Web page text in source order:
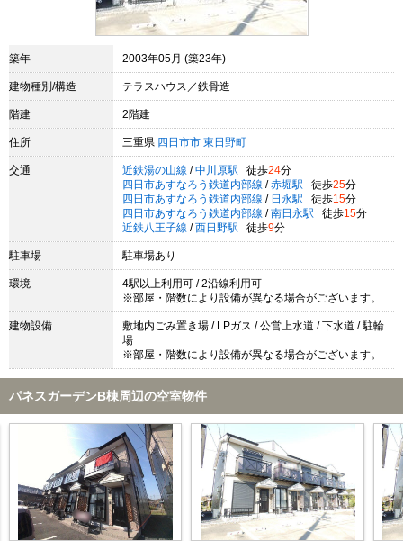
築年 2003年05月 (築23年)
建物種別/構造 テラスハウス／鉄骨造
階建 2階建
住所 三重県 四日市市 東日野町
交通 近鉄湯の山線 / 中川原駅 徒歩24分
四日市あすなろう鉄道内部線 / 赤堀駅 徒歩25分
四日市あすなろう鉄道内部線 / 日永駅 徒歩15分
四日市あすなろう鉄道内部線 / 南日永駅 徒歩15分
近鉄八王子線 / 西日野駅 徒歩9分
駐車場 駐車場あり
環境
4駅以上利用可 / 2沿線利用可
※部屋・階数により設備が異なる場合がございます。
建物設備
敷地内ごみ置き場 / LPガス / 公営上水道 / 下水道 / 駐輪
場
※部屋・階数により設備が異なる場合がございます。
パネスガーデンB棟周辺の空室物件